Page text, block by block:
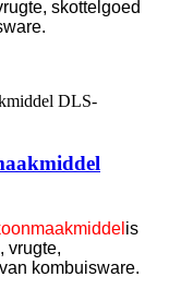
skottelgoed
is
vrugte,
kombuisware.